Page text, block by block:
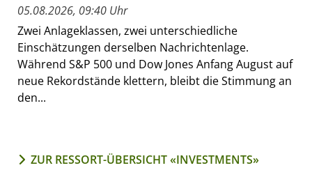
05.08.2026, 09:40 Uhr
Zwei Anlageklassen, zwei unterschiedliche
Einschätzungen derselben Nachrichtenlage.
Während S&P 500 und Dow Jones Anfang August auf
neue Rekordstände klettern, bleibt die Stimmung an
den...
ZUR RESSORT-ÜBERSICHT «INVESTMENTS»